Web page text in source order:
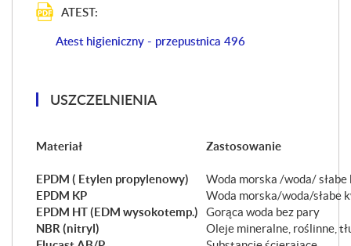
ATEST:
Atest higieniczny - przepustnica 496
USZCZELNIENIA
Materiał Zastosowanie
EPDM ( Etylen propylenowy)
Woda morska /woda/ słabe
EPDM KP
Woda morska/woda/słabe
EPDM HT (EDM wysokotemp.)
Gorąca woda bez pary
NBR (nitryl)
Oleje mineralne, roślinne,